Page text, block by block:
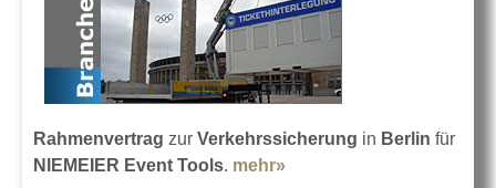
Rahmenvertrag zur Verkehrssicherung in Berlin für
NIEMEIER Event Tools. mehr»